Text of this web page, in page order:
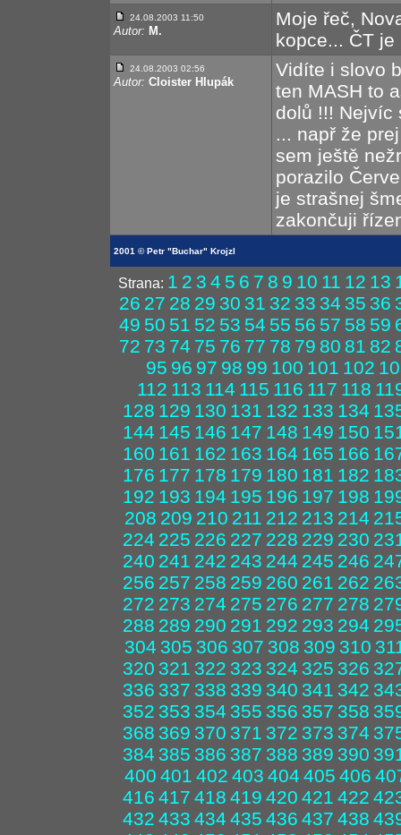
24.08.2003 11:50
Autor: M.
Moje řeč,
kopce... ČT
24.08.2003 02:56
Autor: Cloister Hlupák
Vidíte i slovo
ten MASH to
dolů !!! Nejvíc
... např že
sem ještě
porazilo
je strašnej
zakončuji
2001 © Petr "Buchar" Krojzl
Strana: 1 2 3 4 5 6 7 8 9 10 11 12 13
26 27 28 29 30 31 32 33 34 35 36
49 50 51 52 53 54 55 56 57 58 59
72 73 74 75 76 77 78 79 80 81 82
95 96 97 98 99 100 101 102
112 113 114 115 116 117 118
128 129 130 131 132 133 134
144 145 146 147 148 149 150
160 161 162 163 164 165 166
176 177 178 179 180 181 182
192 193 194 195 196 197 198
208 209 210 211 212 213 214
224 225 226 227 228 229 230
240 241 242 243 244 245 246
256 257 258 259 260 261 262
272 273 274 275 276 277 278
288 289 290 291 292 293 294
304 305 306 307 308 309 310
320 321 322 323 324 325 326
336 337 338 339 340 341 342
352 353 354 355 356 357 358
368 369 370 371 372 373 374
384 385 386 387 388 389 390
400 401 402 403 404 405 406
416 417 418 419 420 421 422
432 433 434 435 436 437 438